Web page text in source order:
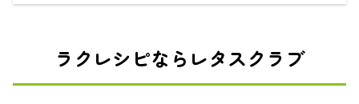
ラクレシピならレタスクラブ